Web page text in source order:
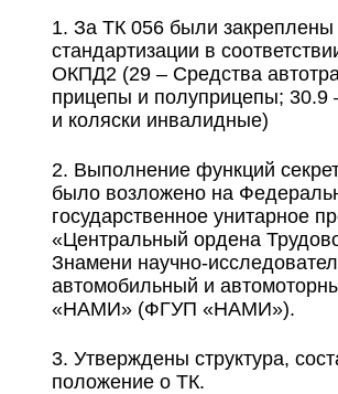
За ТК 056 были закреплены
стандартизации в
ОКПД2 (29 – Средства
прицепы и полуприцепы; 30.9
и коляски инвалидные)
Выполнение функций
было возложено на
государственное унитарное
«Центральный ордена
Знамени научно-
автомобильный и
«НАМИ» (ФГУП «НАМИ»).
Утверждены структура,
положение о ТК.